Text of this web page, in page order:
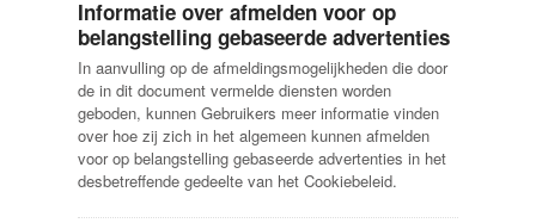
Informatie over afmelden voor op
belangstelling gebaseerde advertenties
In aanvulling op de afmeldingsmogelijkheden die door
de in dit document vermelde diensten worden
geboden, kunnen Gebruikers meer informatie vinden
over hoe zij zich in het algemeen kunnen afmelden
voor op belangstelling gebaseerde advertenties in het
desbetreffende gedeelte van het Cookiebeleid.